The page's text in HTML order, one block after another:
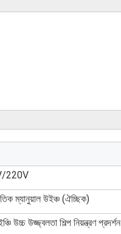
220V
ম্যানুয়াল উইঞ্চ (ঐচ্ছিক)
উচ্চ উজ্জ্বলতা শিল্প নিয়ন্ত্রণ প্রদর্শন